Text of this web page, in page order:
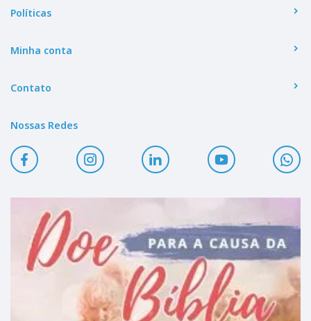
Políticas
Minha conta
Contato
Nossas Redes